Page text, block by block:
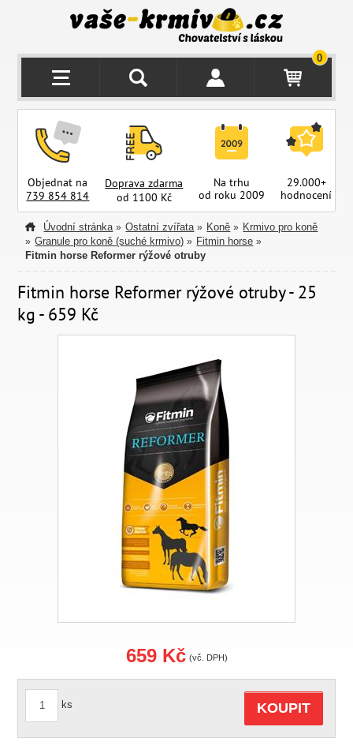
0
Objednat na
739 854 814
Doprava zdarma
od 1100 Kč
Na trhu
od roku 2009
29.000+
hodnocení
Úvodní stránka » Ostatní zvířata » Koně » Krmivo pro koně
» Granule pro koně (suché krmivo) » Fitmin horse »
Fitmin horse Reformer rýžové otruby
Fitmin horse Reformer rýžové otruby - 25
kg - 659 Kč
659 Kč (vč. DPH)
ks KOUPIT